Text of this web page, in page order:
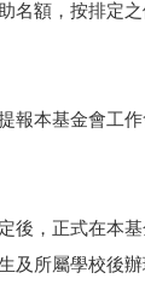
名額，按排定
報本基金會工
後，正式在本
及所屬學校後